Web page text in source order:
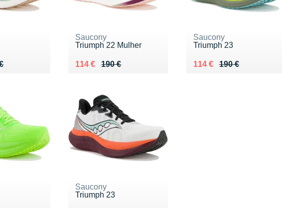
€
Saucony
Triumph 22 Mulher
190 €
Au lieu de 190 €
114 €
Vendu 114 €
Saucony
Triumph 23
190 €
Au lieu de 190 €
114 €
Vendu 114 €
Saucony
Triumph 23